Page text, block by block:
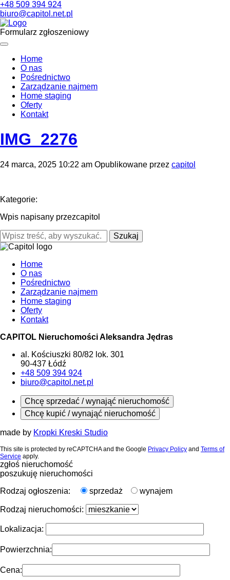
+48 509 394 924
biuro@capitol.net.pl
Formularz zgłoszeniowy
Home
O nas
Pośrednictwo
Zarządzanie najmem
Home staging
Oferty
Kontakt
IMG_2276
24 marca, 2025 10:22 am Opublikowane przez capitol
Kategorie:
Wpis napisany przezcapitol
Szukaj
Home
O nas
Pośrednictwo
Zarządzanie najmem
Home staging
Oferty
Kontakt
CAPITOL Nieruchomości Aleksandra Jędras
al. Kościuszki 80/82 lok. 301
90-437 Łódź
+48 509 394 924
biuro@capitol.net.pl
Chcę sprzedać / wynająć nieruchomość
Chcę kupić / wynająć nieruchomość
made by Kropki Kreski Studio
This site is protected by reCAPTCHA and the Google Privacy Policy and Terms of
Service apply.
zgłoś nieruchomość
poszukuję nieruchomości
Rodzaj ogłoszenia:
sprzedaż wynajem
Rodzaj nieruchomości:
Lokalizacja:
Powierzchnia:
Cena: